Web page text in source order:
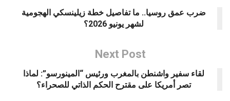
ضرب عمق روسيا.. ما تفاصيل خطة زيلينسكي الهجومية
لشهر يونيو 2026؟
Next Post
لقاء سفير واشنطن بالمغرب ورئيس “المينورسو”: لماذا
تصر أمريكا على مقترح الحكم الذاتي للصحراء؟